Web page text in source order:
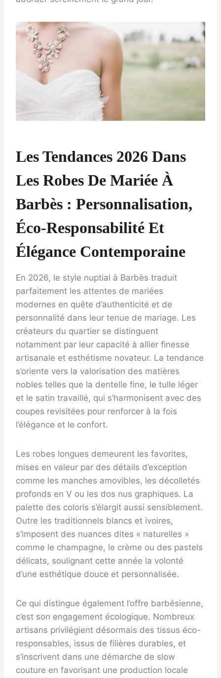
Les Tendances 2026 Dans
Les Robes De Mariée À
Barbès : Personnalisation,
Éco-Responsabilité Et
Élégance Contemporaine
En 2026, le style nuptial à Barbès traduit
parfaitement les attentes de mariées
modernes en quête d’authenticité et de
personnalité dans leur tenue de mariage. Les
créateurs du quartier se distinguent
notamment par leur capacité à allier finesse
artisanale et esthétisme novateur. La tendance
s’oriente vers la valorisation des matières
nobles telles que la dentelle fine, le tulle léger
et le satin travaillé, qui s’harmonisent avec des
coupes revisitées pour renforcer à la fois
l’élégance et le confort.
Les robes longues demeurent les favorites,
mises en valeur par des détails d’exception
comme les manches amovibles, les décolletés
profonds en V ou les dos nus graphiques. La
palette des coloris s’élargit aussi sensiblement.
Outre les traditionnels blancs et ivoires,
s’imposent des nuances dites « naturelles »
comme le champagne, le crème ou des pastels
délicats, soulignant cette année la volonté
d’une esthétique douce et personnalisée.
Ce qui distingue également l’offre barbésienne,
c’est son engagement écologique. Nombreux
artisans privilégient désormais des tissus éco-
responsables, issus de filières durables, et
s’inscrivent dans une démarche de slow
couture en favorisant une production locale